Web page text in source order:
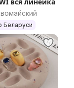
Беларуси